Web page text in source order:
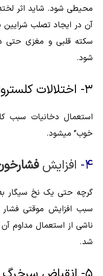
محیطی شود. شاید اثر
آن در ایجاد تصلب شرایین
سکته قلبی و مغزی حتی
شود.
۳- اختلالات کلسترول خون
خوب” میشود.
‎۴- افزایش
گرچه حتی یک نخ سیگار
سبب افزایش موقتی
ناشی از استعمال مداوم
شد.